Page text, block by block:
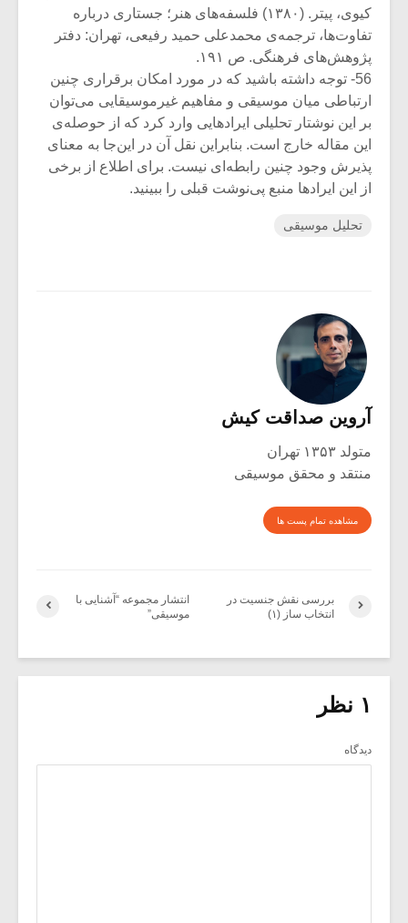
کیوی، پیتر. (۱۳۸۰) فلسفه‌های هنر؛ جستاری درباره
تفاوت‌ها، ترجمه‌ی محمدعلی حمید رفیعی، تهران: دفتر
پژوهش‌های فرهنگی. ص ۱۹۱.
56- توجه داشته باشید که در مورد امکان برقراری چنین
ارتباطی میان موسیقی و مفاهیم غیرموسیقایی می‌توان
بر این نوشتار تحلیلی ایرادهایی وارد کرد که از حوصله‌ی
این مقاله خارج است. بنابراین نقل آن در این‌جا به معنای
پذیرش وجود چنین رابطه‌ای نیست. برای اطلاع از برخی
از این ایرادها منبع پی‌نوشت قبلی را ببینید.
تحلیل موسیقی
آروین صداقت کیش
متولد ۱۳۵۳ تهران
منتقد و محقق موسیقی
مشاهده تمام پست ها
انتشار مجموعه “آشنایی با
موسیقی”
بررسی نقش جنسیت در
انتخاب ساز (۱)
۱ نظر
دیدگاه